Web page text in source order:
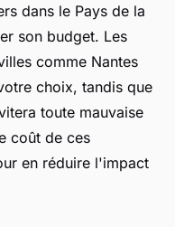
dans le Pays de la
son budget. Les
comme Nantes
choix, tandis que
toute mauvaise
coût de ces
en réduire l'impact